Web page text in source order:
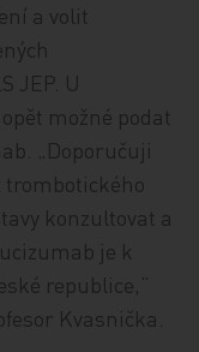
a volit
JEP. U
možné podat
„Doporučuji
konzultovat a
je k
republice,“
Kvasnička.